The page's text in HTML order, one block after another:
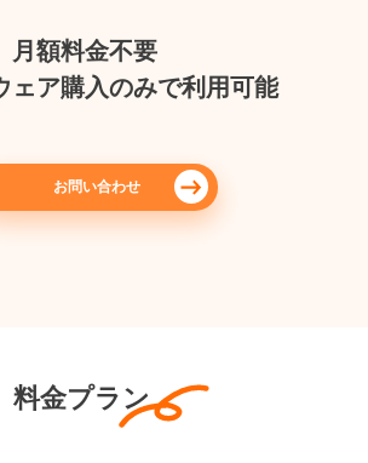
月額料金不要
ェア購入のみで利用可能
お問い合わせ
料金プラン